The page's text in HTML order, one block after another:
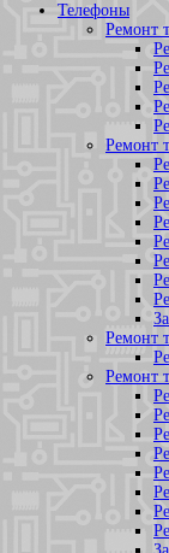
Телефоны
Ремонт
Ремонт
Ремонт
Ремонт